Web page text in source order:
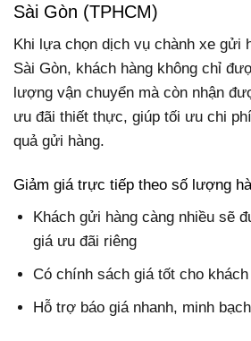
Sài Gòn (TPHCM)
Khi lựa chọn dịch vụ chành xe gửi
Sài Gòn, khách hàng không chỉ
lượng vận chuyển mà còn nhận
ưu đãi thiết thực, giúp tối ưu chi
quả gửi hàng.
Giảm giá trực tiếp theo số lượng
Khách gửi hàng càng nhiều sẽ
giá ưu đãi riêng
Có chính sách giá tốt cho
Hỗ trợ báo giá nhanh, minh